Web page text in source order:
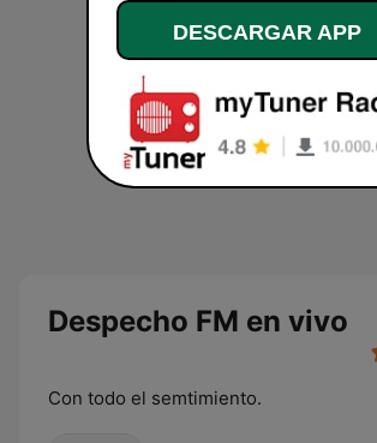
Despecho FM en vivo
Con todo el semtimiento.
DESCARGAR APP